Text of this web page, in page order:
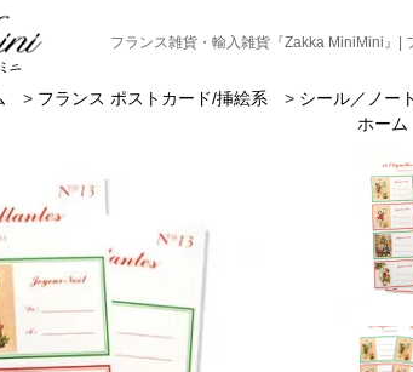
フランス雑貨・輸入雑貨『Zakka MiniMini』|
> フランス ポストカード/挿絵系 > シール／ノー
ホーム
フランスのお
クリスマス（
ホーム
>
>
>